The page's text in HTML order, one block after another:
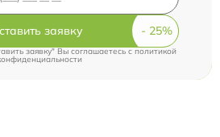
заявку
заявку" Вы соглашаетесь cполитикой